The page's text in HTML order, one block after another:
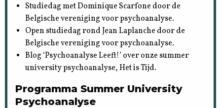
Studiedag met Dominique Scarfone door de
Belgische vereniging voor psychoanalyse.
Open studiedag rond Jean Laplanche door de
Belgische vereniging voor psychoanalyse.
Blog ‘Psychoanalyse Leeft!’ over onze summer
university psychoanalyse, Het is Tijd.
Programma Summer University
Psychoanalyse